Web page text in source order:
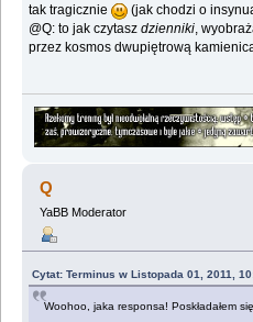
tak tragicznie
(jak chodzi o
@Q: to jak czytaszdzienniki ,
przez kosmos dwupiętrową
Q
YaBB Moderator
Cytat: Terminus w Listopada 01, 2011,
Woohoo, jaka responsa! Poskładałem